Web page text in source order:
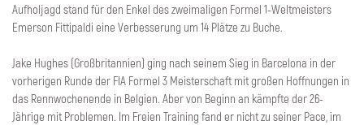
Aufholjagd stand für den Enkel des zweimaligen Formel 1-Weltmeisters
Emerson Fittipaldi eine Verbesserung um 14 Plätze zu Buche.
Jake Hughes (Großbritannien) ging nach seinem Sieg in Barcelona in der
vorherigen Runde der FIA Formel 3 Meisterschaft mit großen Hoffnungen in
das Rennwochenende in Belgien. Aber von Beginn an kämpfte der 26-
Jährige mit Problemen. Im Freien Training fand er nicht zu seiner Pace, im